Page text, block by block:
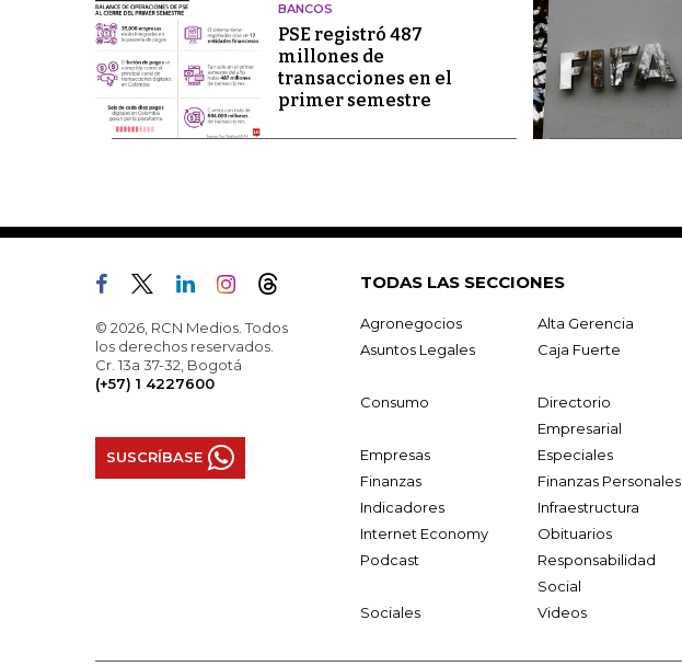
BANCOS
PSE registró 487
millones de
transacciones en el
primer semestre
© 2026, RCN Medios. Todos
los derechos reservados.
Cr. 13a 37-32, Bogotá
(+57) 1 4227600
SUSCRÍBASE
TODAS LAS SECCIONES
Agronegocios Alta Gerencia
Asuntos Legales
Caja Fuerte
Consumo
Directorio
Empresarial
Empresas Especiales
Finanzas
Finanzas Personales
Indicadores
Infraestructura
Internet Economy
Obituarios
Podcast
Responsabilidad
Social
Sociales Videos